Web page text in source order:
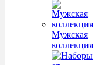
Мужская
коллекция